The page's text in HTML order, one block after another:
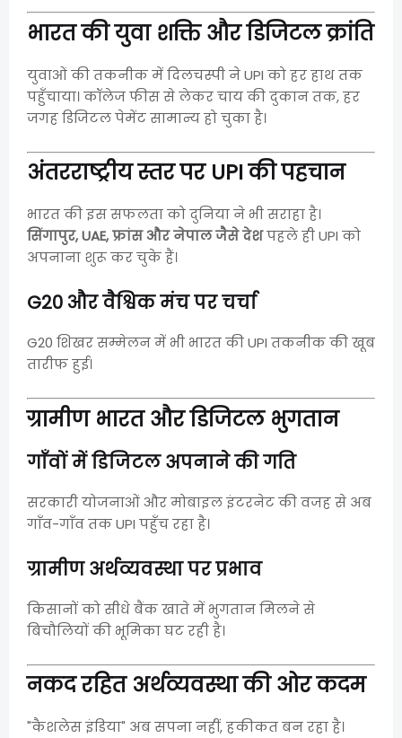
भारत की युवा शक्ति और डिजिटल क्रांति
युवाओं की तकनीक में दिलचस्पी ने UPI को हर हाथ तक
पहुँचाया। कॉलेज फीस से लेकर चाय की दुकान तक, हर
जगह डिजिटल पेमेंट सामान्य हो चुका है।
अंतरराष्ट्रीय स्तर पर UPI की पहचान
भारत की इस सफलता को दुनिया ने भी सराहा है।
सिंगापुर, UAE, फ्रांस और नेपाल जैसे देशपहले ही UPI को
अपनाना शुरू कर चुके हैं।
G20 और वैश्विक मंच पर चर्चा
G20 शिखर सम्मेलन में भी भारत की UPI तकनीक की खूब
तारीफ हुई।
ग्रामीण भारत और डिजिटल भुगतान
गाँवों में डिजिटल अपनाने की गति
सरकारी योजनाओं और मोबाइल इंटरनेट की वजह से अब
गाँव-गाँव तक UPI पहुँच रहा है।
ग्रामीण अर्थव्यवस्था पर प्रभाव
किसानों को सीधे बैंक खाते में भुगतान मिलने से
बिचौलियों की भूमिका घट रही है।
नकद रहित अर्थव्यवस्था की ओर कदम
"कैशलेस इंडिया" अब सपना नहीं, हकीकत बन रहा है।